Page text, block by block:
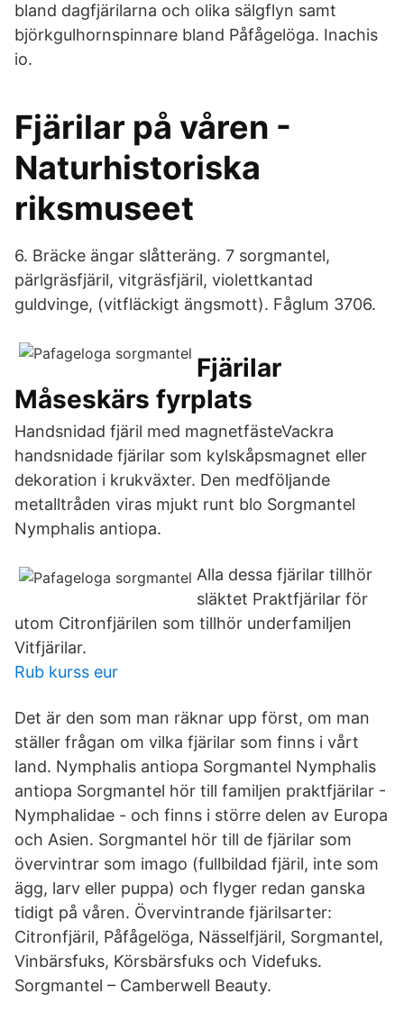
bland dagfjärilarna och olika sälgflyn samt
björkgulhornspinnare bland Påfågelöga. Inachis
io.
Fjärilar på våren -
Naturhistoriska
riksmuseet
6. Bräcke ängar slåtteräng. 7 sorgmantel,
pärlgräsfjäril, vitgräsfjäril, violettkantad
guldvinge, (vitfläckigt ängsmott). Fåglum 3706.
Fjärilar
Måseskärs fyrplats
Handsnidad fjäril med magnetfästeVackra
handsnidade fjärilar som kylskåpsmagnet eller
dekoration i krukväxter. Den medföljande
metalltråden viras mjukt runt blo Sorgmantel
Nymphalis antiopa.
Alla dessa fjärilar tillhör
släktet Praktfjärilar för
utom Citronfjärilen som tillhör underfamiljen
Vitfjärilar.
Rub kurss eur
Det är den som man räknar upp först, om man
ställer frågan om vilka fjärilar som finns i vårt
land. Nymphalis antiopa Sorgmantel Nymphalis
antiopa Sorgmantel hör till familjen praktfjärilar -
Nymphalidae - och finns i större delen av Europa
och Asien. Sorgmantel hör till de fjärilar som
övervintrar som imago (fullbildad fjäril, inte som
ägg, larv eller puppa) och flyger redan ganska
tidigt på våren. Övervintrande fjärilsarter:
Citronfjäril, Påfågelöga, Nässelfjäril, Sorgmantel,
Vinbärsfuks, Körsbärsfuks och Videfuks.
Sorgmantel – Camberwell Beauty.